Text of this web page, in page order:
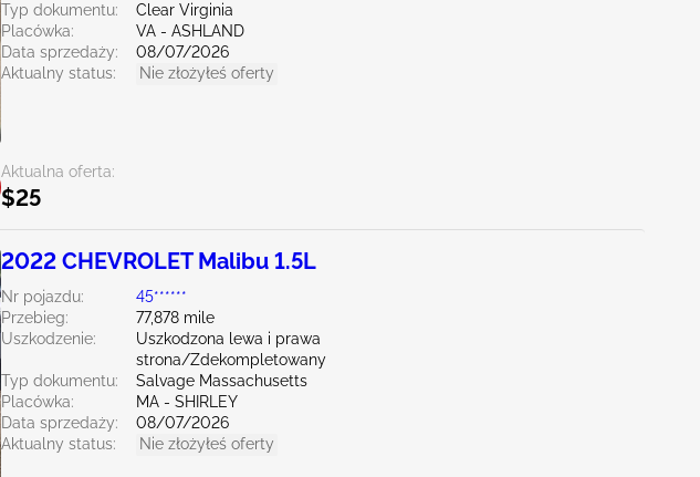
Typ dokumentu:
Clear Virginia
Placówka:
VA - ASHLAND
Data sprzedaży:
08/07/2026
Aktualny status:
Nie złożyłeś oferty
Aktualna oferta:
$25
2022 CHEVROLET Malibu 1.5L
Nr pojazdu:
45******
Przebieg:
77,878 mile
Uszkodzenie:
Uszkodzona lewa i prawa
strona/Zdekompletowany
Typ dokumentu:
Salvage Massachusetts
Placówka:
MA - SHIRLEY
Data sprzedaży:
08/07/2026
Aktualny status:
Nie złożyłeś oferty